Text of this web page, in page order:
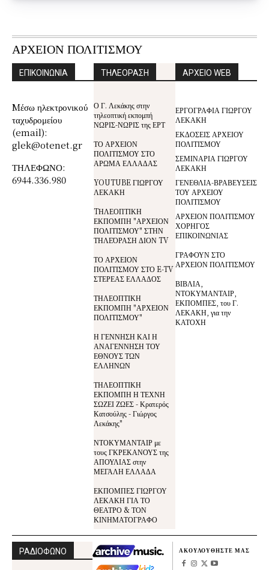
ΑΡΧΕΙΟΝ ΠΟΛΙΤΙΣΜΟΥ
ΕΠΙΚΟΙΝΩΝΙΑ
Mέσω ηλεκτρονικού
ταχυδρομείου
(email):
glek@otenet.gr
ΤΗΛΕΦΩΝΟ:
6944.336.980
ΤΗΛΕΟΡΑΣΗ
Ο Γ. Λεκάκης στην
τηλεοπτική εκπομπή
ΝΩΡΙΣ-ΝΩΡΙΣ της ΕΡΤ
ΤΟ ΑΡΧΕΙΟΝ
ΠΟΛΙΤΙΣΜΟΥ ΣΤΟ
ΑΡΩΜΑ ΕΛΛΑΔΑΣ
YOUTUBE ΓΙΩΡΓΟΥ
ΛΕΚΑΚΗ
TΗΛΕΟΠΤΙΚΗ
ΕΚΠΟΜΠΗ "ΑΡΧΕΙΟΝ
ΠΟΛΙΤΙΣΜΟΥ" ΣΤΗΝ
ΤΗΛΕΌΡΑΣΗ ΔΙΟΝ TV
ΤΟ ΑΡΧΕΙΟΝ
ΠΟΛΙΤΙΣΜΟΥ ΣΤΟ E-TV
ΣΤΕΡΕΑΣ ΕΛΛΑΔΟΣ
ΤΗΛΕΟΠΤΙΚΗ
ΕΚΠΟΜΠΗ "ΑΡΧΕΙΟΝ
ΠΟΛΙΤΙΣΜΟΥ"
Η ΓΕΝΝΗΣΗ ΚΑΙ Η
ΑΝΑΓΕΝΝΗΣΗ ΤΟΥ
ΕΘΝΟΥΣ ΤΩΝ
ΕΛΛΗΝΩΝ
ΤΗΛΕΟΠΤΙΚΗ
ΕΚΠΟΜΠΗ Η ΤΕΧΝΗ
ΣΩΖΕΙ ΖΩΕΣ - Κρατερός
Κατσούλης - Γιώργος
Λεκάκης"
ΝΤΟΚΥΜΑΝΤΑΙΡ με
τους ΓΚΡΕΚΑΝΟΥΣ της
ΑΠΟΥΛΙΑΣ στην
ΜΕΓΑΛΗ ΕΛΛΑΔΑ
ΕΚΠΟΜΠΕΣ ΓΙΩΡΓΟΥ
ΛΕΚΑΚΗ ΓΙΑ ΤΟ
ΘΕΑΤΡΟ & ΤΟΝ
ΚΙΝΗΜΑΤΟΓΡΑΦΟ
ΑΡΧΕΙΟ WEB
ΕΡΓΟΓΡΑΦΙΑ ΓΙΩΡΓΟΥ
ΛΕΚΑΚΗ
ΕΚΔΟΣΕΙΣ ΑΡΧΕΙΟΥ
ΠΟΛΙΤΙΣΜΟΥ
ΣΕΜΙΝΑΡΙΑ ΓΙΩΡΓΟΥ
ΛΕΚΑΚΗ
ΓΕΝΕΘΛΙΑ-ΒΡΑΒΕΥΣΕΙΣ
ΤΟΥ ΑΡΧΕΙΟΥ
ΠΟΛΙΤΙΣΜΟΥ
ΑΡΧΕΙΟΝ ΠΟΛΙΤΙΣΜΟΥ
ΧΟΡΗΓΟΣ
ΕΠΙΚΟΙΝΩΝΙΑΣ
ΓΡΑΦΟΥΝ ΣΤΟ
ΑΡΧΕΙΟΝ ΠΟΛΙΤΙΣΜΟΥ
ΒΙΒΛΙΑ,
ΝΤΟΚΥΜΑΝΤΑΙΡ,
ΕΚΠΟΜΠΕΣ, του Γ.
ΛΕΚΑΚΗ, για την
ΚΑΤΟΧΗ
ΡΑΔΙΟΦΩΝΟ ΑΚΟΥΛΟΥΘΗΣΤΕ ΜΑΣ